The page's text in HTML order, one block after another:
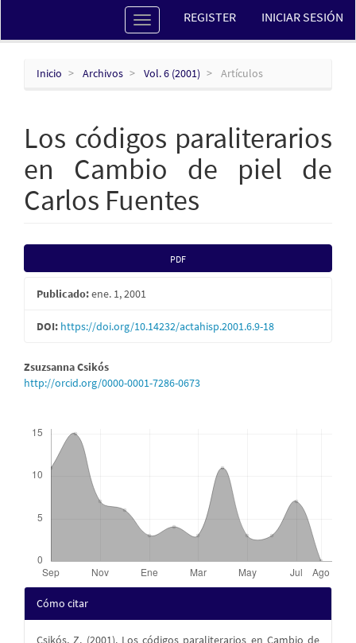
Contenido
Barra
REGISTER INICIAR SESIÓN
Toggle
navigation
Inicio Archivos Vol. 6 (2001) Artículos
Los códigos paraliterarios
en Cambio de piel de
Carlos Fuentes
Barra
lateral
artículo
PDF
Publicado:ene. 1, 2001
DOI: https://doi.org/10.14232/actahisp.2001.6.9-18
Contenido
principal
del
artículo
Zsuzsanna Csikós
http://orcid.org/0000-0001-7286-0673
Detalles
del
Cómo citar
Csikós, Z. (2001). Los códigos paraliterarios en Cambio de